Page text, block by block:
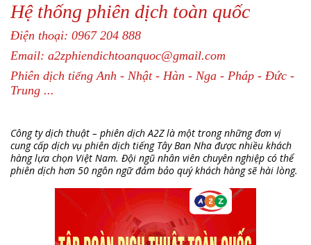
Hệ thống phiên dịch toàn quốc
Điện thoại: 0967 204 888
Email: a2zphiendichtoanquoc@gmail.com
Phiên dịch tiếng Anh - Nhật - Hàn - Nga - Pháp - Đức -
Trung ...
Công ty dịch thuật – phiên dịch A2Z là một trong những đơn vị
cung cấp dịch vụ phiên dịch tiếng Tây Ban Nha được nhiều khách
hàng lựa chọn Việt Nam. Đội ngũ nhân viên chuyên nghiệp có thể
phiên dịch hơn 50 ngôn ngữ đảm bảo quý khách hàng sẽ hài lòng.